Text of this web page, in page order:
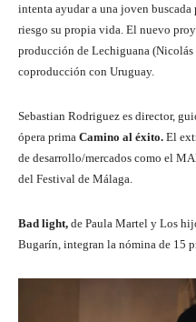
intenta ayudar a una joven
riesgo su propia vida. El nuevo
producción de Lechiguana
coproducción con Uruguay.
Sebastian Rodriguez es director,
ópera prima Camino al éxito. El
de desarrollo/mercados como el
del Festival de Málaga.
Bad light, de Paula Martel y Los
Bugarín, integran la nómina de 15